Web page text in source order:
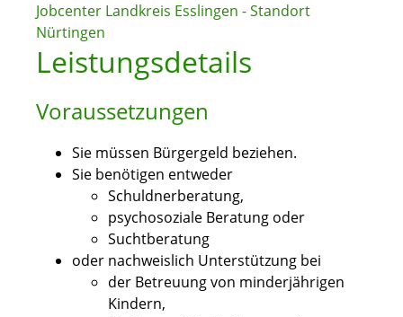
Jobcenter Landkreis Esslingen - Standort
Nürtingen
Leistungsdetails
Voraussetzungen
Sie müssen Bürgergeld beziehen.
Sie benötigen entweder
Schuldnerberatung,
psychosoziale Beratung oder
Suchtberatung
oder nachweislich Unterstützung bei
der Betreuung von minderjährigen
Kindern,